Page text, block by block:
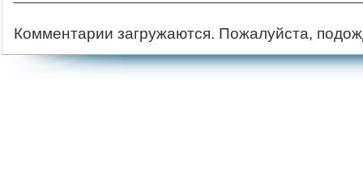
Комментарии загружаются. Пожалуйста,